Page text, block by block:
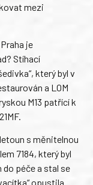
mezi
je
Stíhací
který byl v
a LOM
M13 patřící k
s měnitelnou
7184, který byl
péče a stal se
opustila